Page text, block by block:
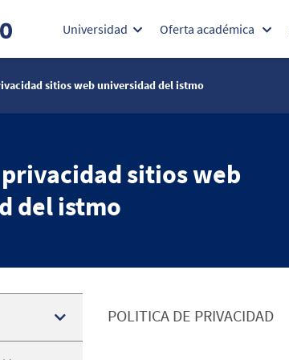
Universidad Oferta académica
sitios web universidad del istmo
sitios web
del istmo
POLITICA DE PRIVACIDAD